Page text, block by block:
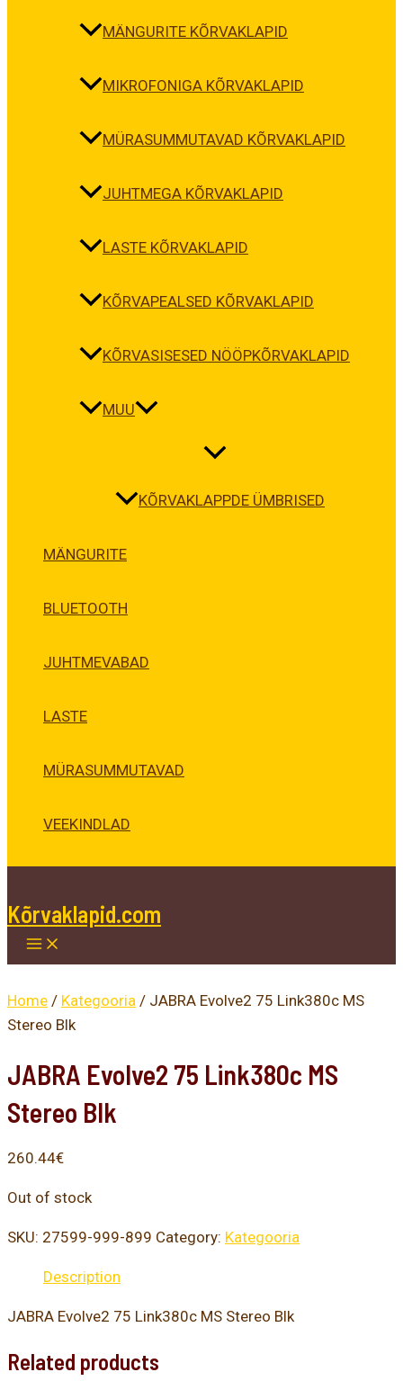
MÄNGURITE KÕRVAKLAPID
MIKROFONIGA KÕRVAKLAPID
MÜRASUMMUTAVAD KÕRVAKLAPID
JUHTMEGA KÕRVAKLAPID
LASTE KÕRVAKLAPID
KÕRVAPEALSED KÕRVAKLAPID
KÕRVASISESED NÖÖPKÕRVAKLAPID
MUU
KÕRVAKLAPPDE ÜMBRISED
MÄNGURITE
BLUETOOTH
JUHTMEVABAD
LASTE
MÜRASUMMUTAVAD
VEEKINDLAD
Kõrvaklapid.com
Home / Kategooria / JABRA Evolve2 75 Link380c MS
Stereo Blk
JABRA Evolve2 75 Link380c MS
Stereo Blk
260.44€
Out of stock
SKU: 27599-999-899 Category: Kategooria
Description
JABRA Evolve2 75 Link380c MS Stereo Blk
Related products